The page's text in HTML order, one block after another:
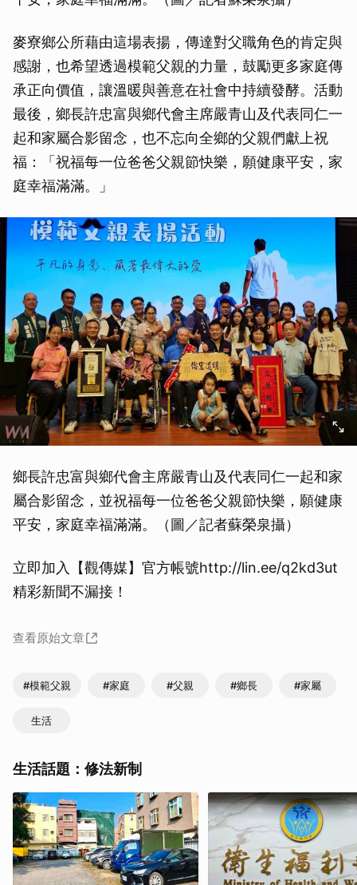
麥寮鄉公所藉由這場表揚，傳達對父職角色的肯定與
感謝，也希望透過模範父親的力量，鼓勵更多家庭傳
承正向價值，讓溫暖與善意在社會中持續發酵。活動
最後，鄉長許忠富與鄉代會主席嚴青山及代表同仁一
起和家屬合影留念，也不忘向全鄉的父親們獻上祝
福：「祝福每一位爸爸父親節快樂，願健康平安，家
庭幸福滿滿。」
鄉長許忠富與鄉代會主席嚴青山及代表同仁一起和家
屬合影留念，並祝福每一位爸爸父親節快樂，願健康
平安，家庭幸福滿滿。（圖／記者蘇榮泉攝）
立即加入【觀傳媒】官方帳號http://lin.ee/q2kd3ut
精彩新聞不漏接！
查看原始文章
#模範父親 #家庭 #父親 #鄉長 #家屬
生活
生活話題：修法新制